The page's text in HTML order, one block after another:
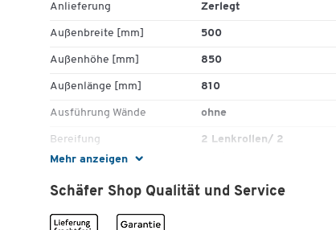
Mehr anzeigen
Anlieferung Zerlegt
Außenbreite [mm] 500
Außenhöhe [mm] 850
Außenlänge [mm] 810
Ausführung Wände ohne
Bereifung
2 Lenkrollen/ 2
ESD (leitfähig)
Schäfer Shop Qualität und Service